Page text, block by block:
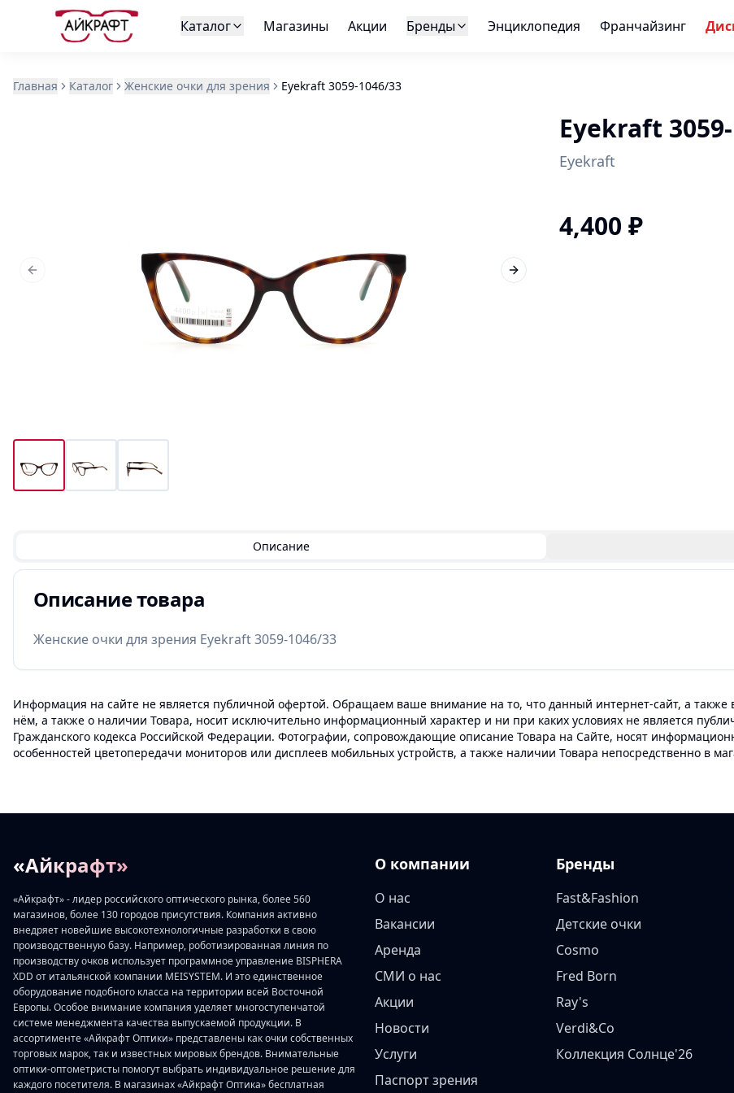
Каталог Магазины Акции Бренды Энциклопедия Франчайзинг
Главная Каталог Женские очки для зрения Eyekraft 3059-1046/33
Previous slide Next slide
Eyekraft
Eyekraft
4,400 ₽
Описание
Описание товара
Женские очки для зрения Eyekraft 3059-1046/33
Информация на сайте не является публичной офертой. Обращаем ваше внимание на то, что данный интернет-сайт, а также
нём, а также о наличии Товара, носит исключительно информационный характер и ни при каких условиях не является
Гражданского кодекса Российской Федерации. Фотографии, сопровождающие описание Товара на Сайте, носят
особенностей цветопередачи мониторов или дисплеев мобильных устройств, а также наличии Товара непосредственно в
«Айкрафт»
«Айкрафт» - лидер российского оптического рынка, более 560
магазинов, более 130 городов присутствия. Компания активно
внедряет новейшие высокотехнологичные разработки в свою
производственную базу. Например, роботизированная линия по
производству очков использует программное управление BISPHERA
XDD от итальянской компании MEISYSTEM. И это единственное
оборудование подобного класса на территории всей Восточной
Европы. Особое внимание компания уделяет многоступенчатой
системе менеджмента качества выпускаемой продукции. В
ассортименте «Айкрафт Оптики» представлены как очки собственных
торговых марок, так и известных мировых брендов. Внимательные
оптики-оптометристы помогут выбрать индивидуальное решение для
каждого посетителя. В магазинах «Айкрафт Оптика» бесплатная
О компании
О нас
Вакансии
Аренда
СМИ о нас
Акции
Новости
Услуги
Паспорт зрения
Бренды
Fast&Fashion
Детские очки
Cosmo
Fred Born
Ray's
Verdi&Co
Коллекция Солнце'26